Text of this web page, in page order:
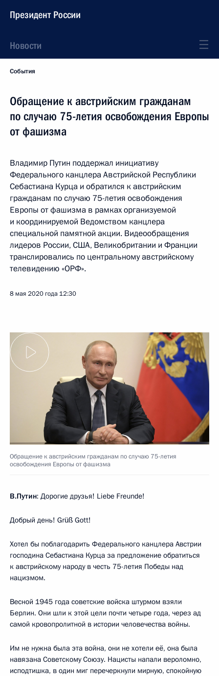
Президент России
Новости
События
Обращение к австрийским гражданам
по случаю 75-летия освобождения Европы
от фашизма
Владимир Путин поддержал инициативу
Федерального канцлера Австрийской Республики
Себастиана Курца и обратился к австрийским
гражданам по случаю 75-летия освобождения
Европы от фашизма в рамках организуемой
и координируемой Ведомством канцлера
специальной памятной акции. Видеообращения
лидеров России, США, Великобритании и Франции
транслировались по центральному австрийскому
телевидению «ОРФ».
8 мая 2020 года 12:30
Обращение к австрийским гражданам по случаю 75-летия
освобождения Европы от фашизма
В.Путин: Дорогие друзья! Liebe Freunde!
Добрый день! Grüß Gott!
Хотел бы поблагодарить Федерального канцлера Австрии
господина Себастиана Курца за предложение обратиться
к австрийскому народу в честь 75-летия Победы над
нацизмом.
Весной 1945 года советские войска штурмом взяли
Берлин. Они шли к этой цели почти четыре года, через ад
самой кровопролитной в истории человечества войны.
Им не нужна была эта война, они не хотели её, она была
навязана Советскому Союзу. Нацисты напали вероломно,
исподтишка, в один миг перечеркнули мирную, спокойную